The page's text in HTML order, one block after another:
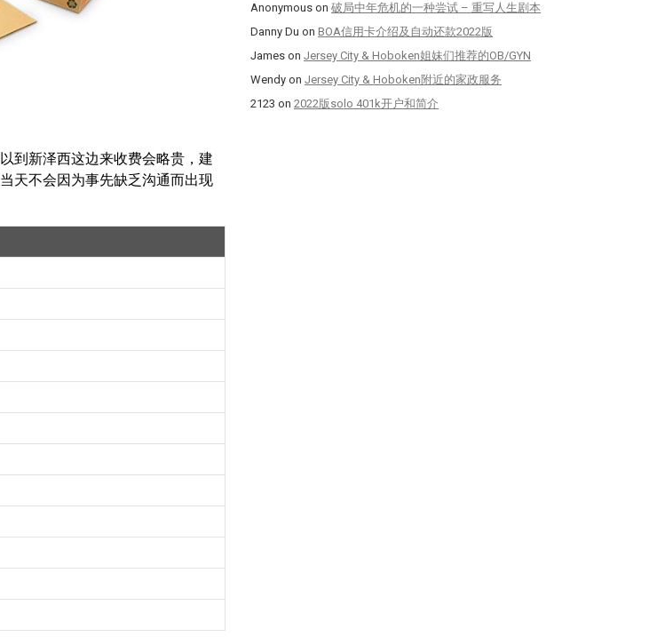
到新泽西这边来收费会略贵，建
天不会因为事先缺乏沟通而出现
Anonymous on 破局中年危机的一种尝试 – 重写人生剧本
Danny Du on BOA信用卡介绍及自动还款2022版
James on Jersey City & Hoboken姐妹们推荐的OB/GYN
Wendy on Jersey City & Hoboken附近的家政服务
2123 on 2022版solo 401k开户和简介